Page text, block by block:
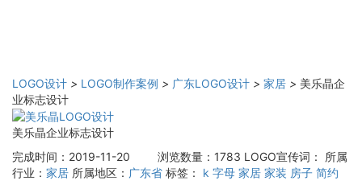
LOGO设计 > LOGO制作案例 > 广东LOGO设计 > 家居 > 美乐晶企
业标志设计
美乐晶企业标志设计
完成时间：2019-11-20
浏览数量：1783 LOGO宣传词：
所属
行业： 家居 所属地区： 广东省 标签： k 字母 家居 家装 房子 简约